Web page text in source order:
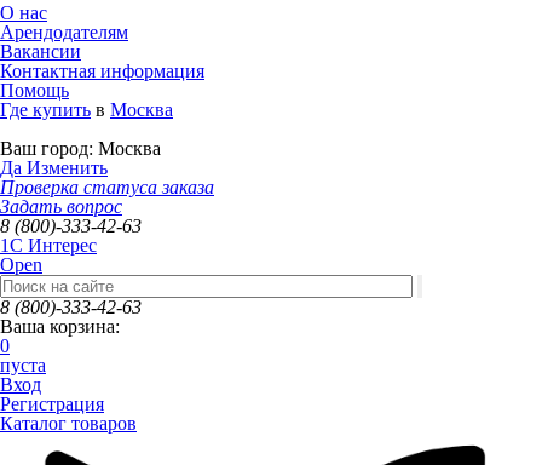
О нас
Арендодателям
Вакансии
Контактная информация
Помощь
Где купить в Москва
Ваш город: Москва
Да Изменить
Проверка статуса заказа
Задать вопрос
8 (800)-333-42-63
1C Интерес
Open
8 (800)-333-42-63
Ваша корзина:
0
пуста
Вход
Регистрация
Каталог товаров